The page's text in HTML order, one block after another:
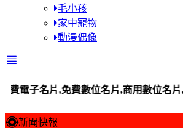
毛小孩
家中寵物
動漫偶像
片,免費數位名片,商用數位名片,免費送
新聞快報